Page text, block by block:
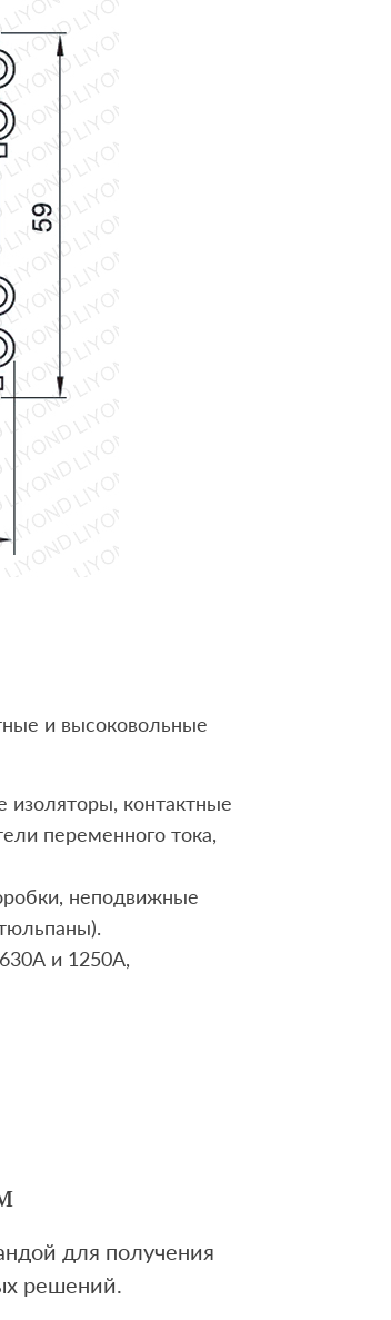
и высоковольные
контактные
переменного тока,
неподвижные
и 1250А,
для получения
решений.